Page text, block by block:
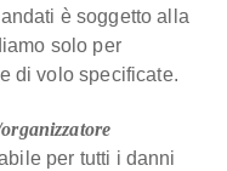
è soggetto alla
solo per
di volo specificate.
per tutti i danni